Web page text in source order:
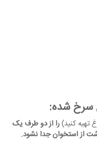
سرخ شده:
تهیه کنید)را از دو طرف یک
از استخوان جدا نشود.